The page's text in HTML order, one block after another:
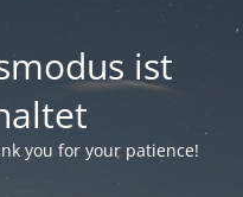
ist
you for your patience!